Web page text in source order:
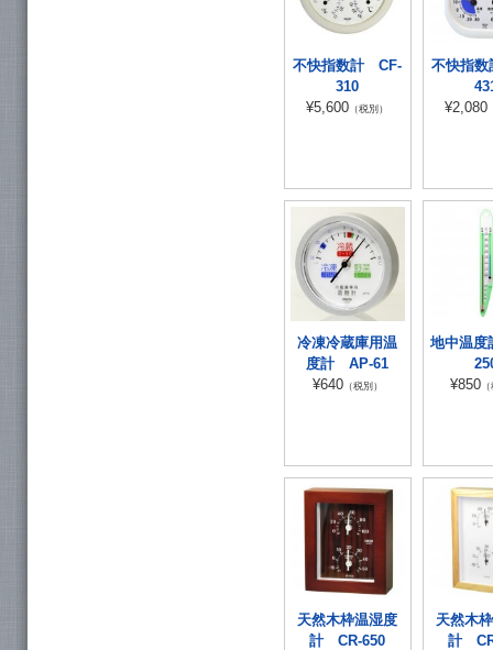
不快指数計 CF-
310
¥5,600 （税別）
不快指
¥2,080
冷凍冷蔵庫用温
度計 AP-61
¥640（税別）
地中温
¥850
天然木枠温湿度
計 CR-650
天然木
計